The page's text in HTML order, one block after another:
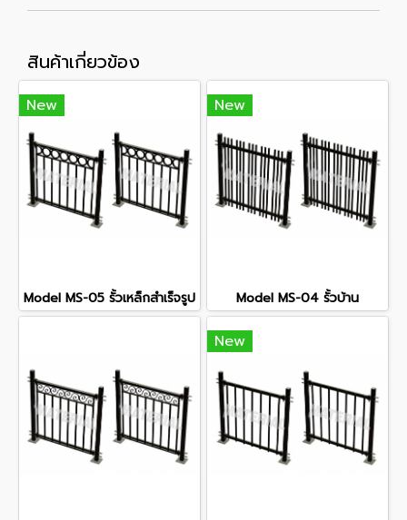
สินค้าเกี่ยวข้อง
New
Model MS-05 รั้วเหล็กสำเร็จรูป
New
Model MS-04 รั้วบ้าน
New